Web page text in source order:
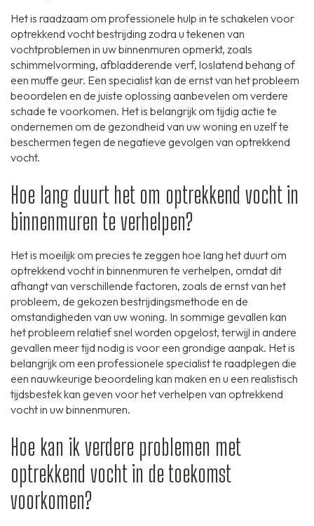
Het is raadzaam om professionele hulp in te schakelen voor
optrekkend vocht bestrijding zodra u tekenen van
vochtproblemen in uw binnenmuren opmerkt, zoals
schimmelvorming, afbladderende verf, loslatend behang of
een muffe geur. Een specialist kan de ernst van het probleem
beoordelen en de juiste oplossing aanbevelen om verdere
schade te voorkomen. Het is belangrijk om tijdig actie te
ondernemen om de gezondheid van uw woning en uzelf te
beschermen tegen de negatieve gevolgen van optrekkend
vocht.
Hoe lang duurt het om optrekkend vocht in
binnenmuren te verhelpen?
Het is moeilijk om precies te zeggen hoe lang het duurt om
optrekkend vocht in binnenmuren te verhelpen, omdat dit
afhangt van verschillende factoren, zoals de ernst van het
probleem, de gekozen bestrijdingsmethode en de
omstandigheden van uw woning. In sommige gevallen kan
het probleem relatief snel worden opgelost, terwijl in andere
gevallen meer tijd nodig is voor een grondige aanpak. Het is
belangrijk om een professionele specialist te raadplegen die
een nauwkeurige beoordeling kan maken en u een realistisch
tijdsbestek kan geven voor het verhelpen van optrekkend
vocht in uw binnenmuren.
Hoe kan ik verdere problemen met
optrekkend vocht in de toekomst
voorkomen?